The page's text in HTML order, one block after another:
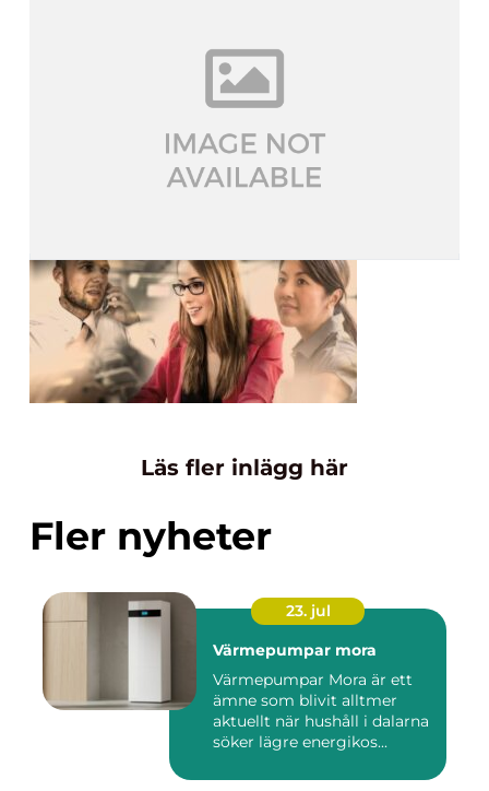
Läs fler inlägg här
Fler nyheter
23. jul
Värmepumpar mora
Värmepumpar Mora är ett
ämne som blivit alltmer
aktuellt när hushåll i dalarna
söker lägre energikos...